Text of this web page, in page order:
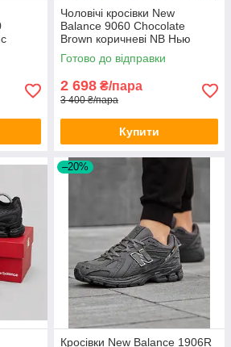
літо
Чоловічі кросівки New
Balance 9060 Chocolate
Brown коричневі NB Нью
Баланс НБ замшеві
Готово до відправки
2 698 ₴/пара
3 400 ₴/пара
Купити
–20%
Кросівки New Balance 1906R